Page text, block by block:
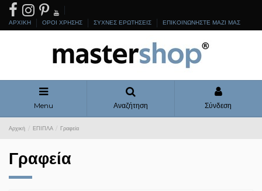
ΑΡΧΙΚΗ ΟΡΟΙ ΧΡΗΣΗΣ ΣΥΧΝΕΣ ΕΡΩΤΗΣΕΙΣ ΕΠΙΚΟΙΝΩΝΗΣΤΕ ΜΑΖΙ ΜΑΣ
Menu Αναζήτηση Σύνδεση
Αρχική ΕΠΙΠΛΑ Γραφεία
Γραφεία